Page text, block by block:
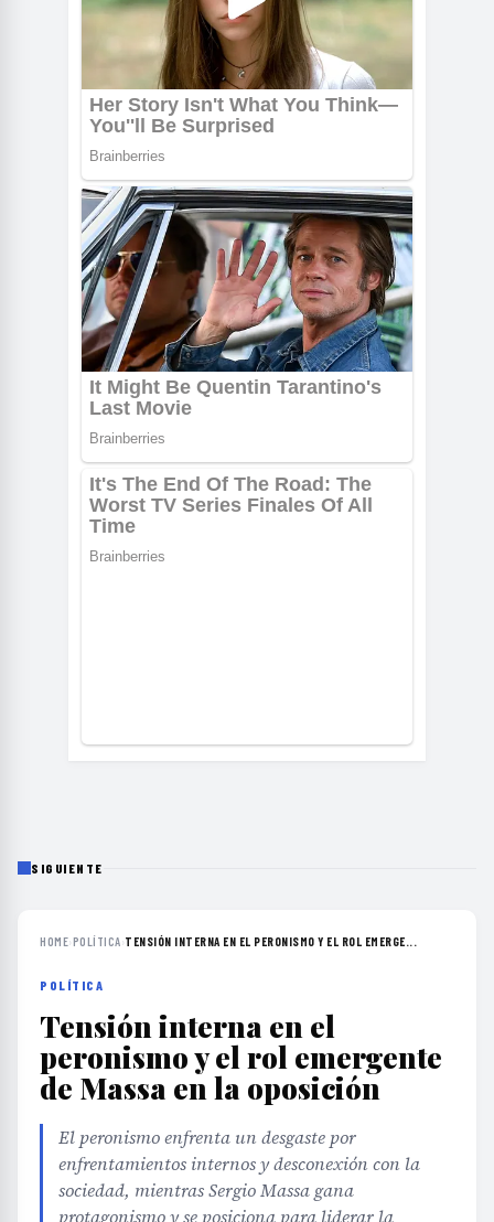
SIGUIENTE
HOME›POLÍTICA›TENSIÓN INTERNA EN EL PERONISMO Y EL ROL EMERGE...
POLÍTICA
Tensión interna en el
peronismo y el rol emergente
de Massa en la oposición
El peronismo enfrenta un desgaste por
enfrentamientos internos y desconexión con la
sociedad, mientras Sergio Massa gana
protagonismo y se posiciona para liderar la